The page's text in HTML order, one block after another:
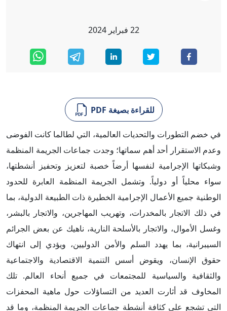
22 فبراير 2024
للقراءة بصيغة PDF
في خضم التطورات والتحديات العالمية، التي لطالما كانت الفوضى
وعدم الاستقرار أحد أهم سماتها؛ وجدت جماعات الجريمة المنظمة
وشبكاتها الإجرامية لنفسها أرضاً خصبة لتعزيز وتحفيز أنشطتها،
سواء محلياً أو دولياً. وتشمل الجريمة المنظمة العابرة للحدود
الوطنية جميع الأعمال الإجرامية الخطيرة ذات الطبيعة الدولية، بما
في ذلك الاتجار بالمخدرات، وتهريب المهاجرين، والاتجار بالبشر،
وغسل الأموال، والاتجار بالأسلحة النارية، ناهيك عن بعض الجرائم
السيبرانية، بما يهدد السلم والأمن الدوليين، ويؤدي إلى انتهاك
حقوق الإنسان، ويقوض أسس التنمية الاقتصادية والاجتماعية
والثقافية والسياسية للمجتمعات في جميع أنحاء العالم. تلك
المخاوف قد أثارت العديد من التساؤلات حول ماهية المحفزات
التي تشجع على كثافة أنشطة جماعات الجريمة المنظمة، وما قد